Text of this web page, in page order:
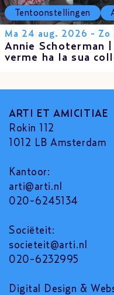
Tentoonstellingen
Ma 24 aug. 2026 - Zo
Annie Schoterman |
verme ha la sua
ARTI ET AMICITIAE
Rokin 112
1012 LB Amsterdam
Kantoor:
arti@arti.nl
020-6245134
Sociëteit:
societeit@arti.nl
020-6232995
Digital Design &